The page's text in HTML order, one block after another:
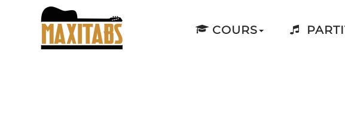
COURS